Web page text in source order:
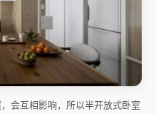
会互相影响，所以半开放式卧室